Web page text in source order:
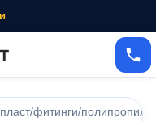
фитинги/